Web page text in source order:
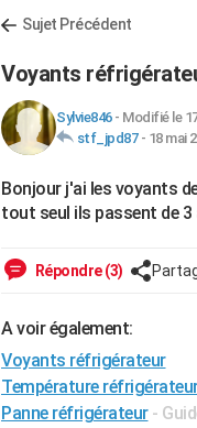
Sujet Précédent
Voyants
Sylvie846- Modifié le
stf_jpd87- 18 mai
Bonjour j'ai les voyants
tout seul ils passent de
Répondre (3)
A voir également:
Voyants réfrigérateur
Température
Panne réfrigérateur -